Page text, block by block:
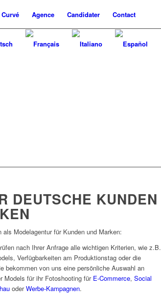
Curvé Agence Candidater Contact
DEUTSCHE KUNDEN
als Modelagentur für Kunden und Marken:
nach Ihrer Anfrage alle wichtigen Kriterien, wie z.B.
Verfügbarkeiten am Produktionstag oder die
bekommen von uns eine persönliche Auswahl an
Models für ihr Fotoshooting für E-Commerce,Social
oderWerbe-Kampagnen.